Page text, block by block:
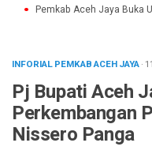
Pemkab Aceh Jaya Buka
INFORIAL PEMKAB ACEH JAYA·
Pj Bupati Aceh
Perkembangan
Nissero Panga